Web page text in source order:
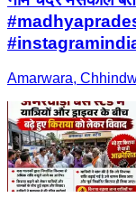
Amarwara,